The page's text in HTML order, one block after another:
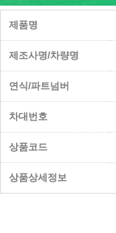
제품명
제조사명/차량명
연식/파트넘버
차대번호
상품코드
상품상세정보